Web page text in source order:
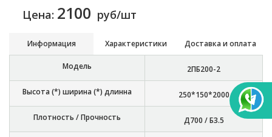
Цена: 2100 руб/шт
Информация Характеристики Доставка и оплата
Модель 2ПБ200-2
Высота (*) ширина (*) длинна 250*150*2000
Плотность / Прочность Д700 / Б3.5